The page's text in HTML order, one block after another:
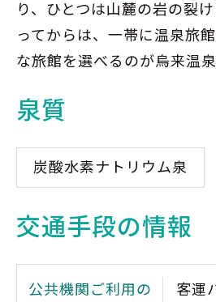
り、ひとつは山麓の岩の裂
ってからは、一帯に温泉旅
な旅館を選べるのが烏来温
泉質
炭酸水素ナトリウム泉
交通手段の情報
公共機関ご利用の 客運